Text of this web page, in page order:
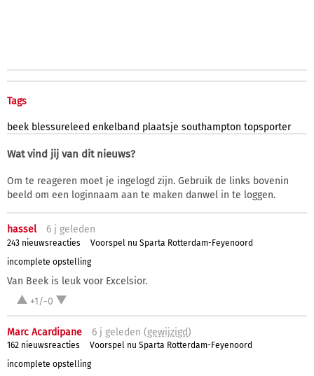
Tags
beek blessureleed enkelband plaatsje southampton topsporter
Wat vind jij van dit nieuws?
Om te reageren moet je ingelogd zijn. Gebruik de links bovenin
beeld om een loginnaam aan te maken danwel in te loggen.
hassel 6 j geleden
243 nieuwsreacties
Voorspel nu Sparta Rotterdam-Feyenoord
incomplete opstelling
Van Beek is leuk voor Excelsior.
+1/-0
Marc Acardipane 6 j geleden (gewijzigd)
162 nieuwsreacties
Voorspel nu Sparta Rotterdam-Feyenoord
incomplete opstelling